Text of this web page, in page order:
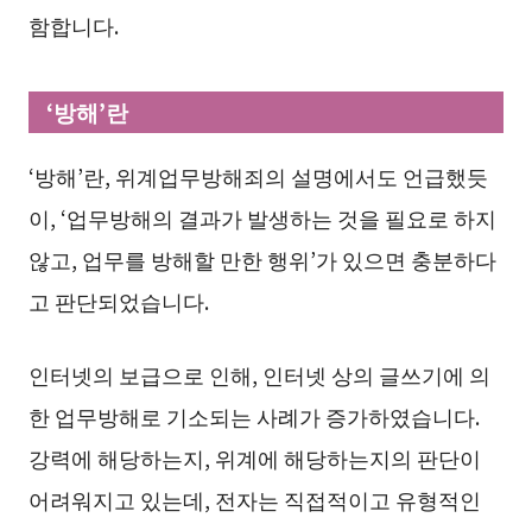
함합니다.
‘방해’란
‘방해’란, 위계업무방해죄의 설명에서도 언급했듯
이, ‘업무방해의 결과가 발생하는 것을 필요로 하지
않고, 업무를 방해할 만한 행위’가 있으면 충분하다
고 판단되었습니다.
인터넷의 보급으로 인해, 인터넷 상의 글쓰기에 의
한 업무방해로 기소되는 사례가 증가하였습니다.
강력에 해당하는지, 위계에 해당하는지의 판단이
어려워지고 있는데, 전자는 직접적이고 유형적인